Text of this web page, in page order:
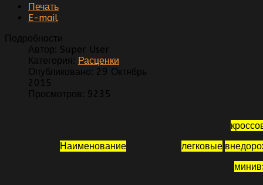
Печать
E-mail
Подробности
Автор: Super User
Категория: Расценки
Опубликовано: 29 Октябрь
2015
Просмотров: 9235
Наименование легковые